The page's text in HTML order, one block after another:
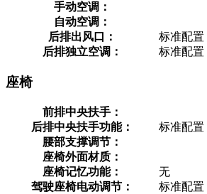
手动空调：
自动空调：
后排出风口：
标准配置
后排独立空调：
标准配置
座椅
前排中央扶手：
后排中央扶手功能：
标准配置
腰部支撑调节：
座椅外面材质：
座椅记忆功能：
无
驾驶座椅电动调节：
标准配置